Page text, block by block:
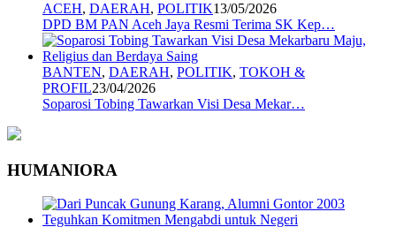
ACEH, DAERAH, POLITIK13/05/2026
DPD BM PAN Aceh Jaya Resmi Terima SK Kep…
BANTEN, DAERAH, POLITIK, TOKOH &
PROFIL23/04/2026
Soparosi Tobing Tawarkan Visi Desa Mekar…
HUMANIORA